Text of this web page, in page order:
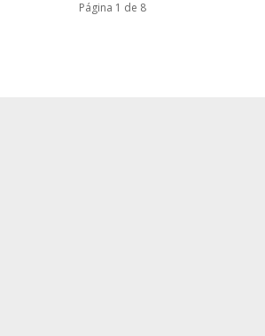
Página 1 de 8